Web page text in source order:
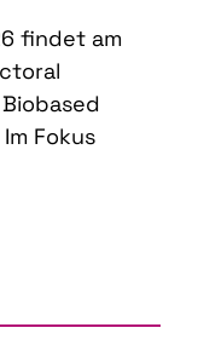
findet am
Fokus